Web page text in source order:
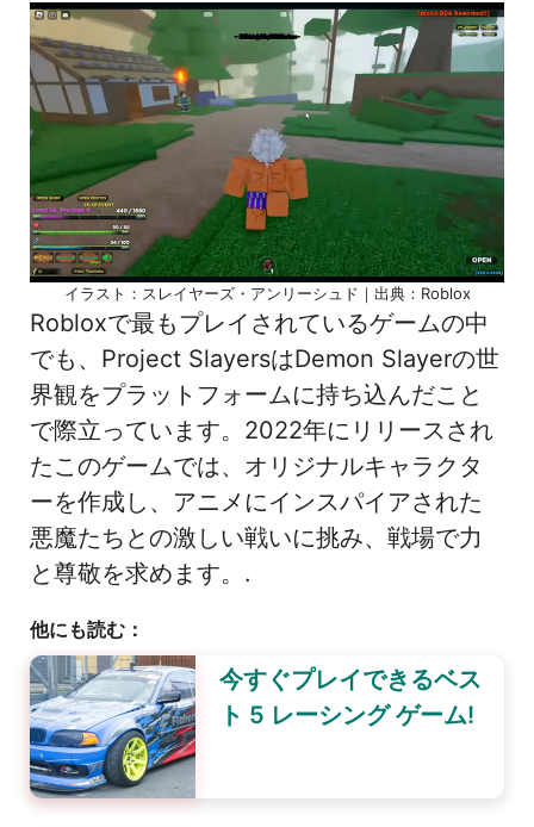
イラスト：スレイヤーズ・アンリーシュド｜出典：Roblox
Robloxで最もプレイされているゲームの中
でも、Project SlayersはDemon Slayerの世
界観をプラットフォームに持ち込んだこと
で際立っています。2022年にリリースされ
たこのゲームでは、オリジナルキャラクタ
ーを作成し、アニメにインスパイアされた
悪魔たちとの激しい戦いに挑み、戦場で力
と尊敬を求めます。.
他にも読む：
今すぐプレイできるベス
ト 5 レーシング ゲーム!